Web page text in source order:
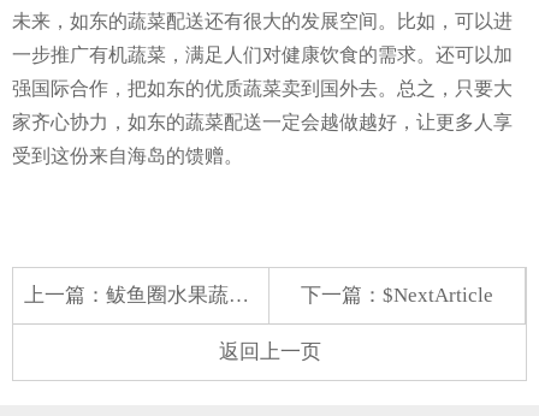
未来，如东的蔬菜配送还有很大的发展空间。比如，可以进
一步推广有机蔬菜，满足人们对健康饮食的需求。还可以加
强国际合作，把如东的优质蔬菜卖到国外去。总之，只要大
家齐心协力，如东的蔬菜配送一定会越做越好，让更多人享
受到这份来自海岛的馈赠。
上一篇： 鲅鱼圈水果蔬菜配送电话 下一篇：$NextArticle
返回上一页